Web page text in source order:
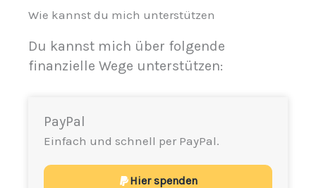
Wie kannst du mich unterstützen
Du kannst mich über folgende
finanzielle Wege unterstützen:
PayPal
Einfach und schnell per PayPal.
Hier spenden